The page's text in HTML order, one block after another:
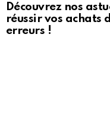
Découvrez nos
réussir vos achats
erreurs !